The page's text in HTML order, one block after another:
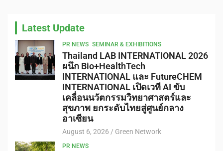
Latest Update
PR NEWS SEMINAR & EXHIBITIONS
Thailand LAB INTERNATIONAL 2026
ผนึก Bio+HealthTech
INTERNATIONAL และ FutureCHEM
INTERNATIONAL เปิดเวที AI ขับ
เคลื่อนนวัตกรรมวิทยาศาสตร์และ
สุขภาพ ยกระดับไทยสู่ศูนย์กลาง
อาเซียน
August 6, 2026 Green Network
PR NEWS